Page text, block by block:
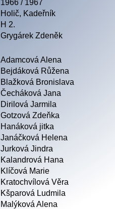
1966 / 1967
Holič, Kadeřník
H 2.
Grygárek Zdeněk
Adamcová Alena
Bejdáková Růžena
Blažková Bronislava
Čecháková Jana
Dirilová Jarmila
Gotzová Zdeňka
Hanáková jitka
Janáčková Helena
Jurková Jindra
Kalandrová Hana
Klíčová Marie
Kratochvílová Věra
Kšparová Ludmila
Malýková Alena